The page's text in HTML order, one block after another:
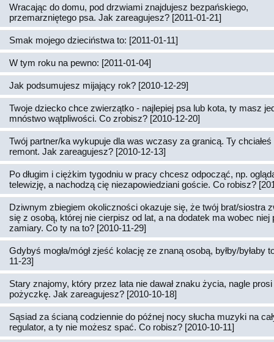
Wracając do domu, pod drzwiami znajdujesz bezpańskiego,
przemarzniętego psa. Jak zareagujesz? [2011-01-21]
Smak mojego dzieciństwa to: [2011-01-11]
W tym roku na pewno: [2011-01-04]
Jak podsumujesz mijający rok? [2010-12-29]
Twoje dziecko chce zwierzątko - najlepiej psa lub kota, ty masz
mnóstwo wątpliwości. Co zrobisz? [2010-12-20]
Twój partner/ka wykupuje dla was wczasy za granicą. Ty
remont. Jak zareagujesz? [2010-12-13]
Po długim i ciężkim tygodniu w pracy chcesz odpocząć, np.
telewizję, a nachodzą cię niezapowiedziani goście. Co robisz?
Dziwnym zbiegiem okoliczności okazuje się, że twój brat/siostra
się z osobą, której nie cierpisz od lat, a na dodatek ma wobec niej
zamiary. Co ty na to? [2010-11-29]
Gdybyś mogła/mógł zjeść kolację ze znaną osobą, byłby/byłaby
11-23]
Stary znajomy, który przez lata nie dawał znaku życia, nagle
pożyczkę. Jak zareagujesz? [2010-10-18]
Sąsiad za ścianą codziennie do późnej nocy słucha muzyki na
regulator, a ty nie możesz spać. Co robisz? [2010-10-11]